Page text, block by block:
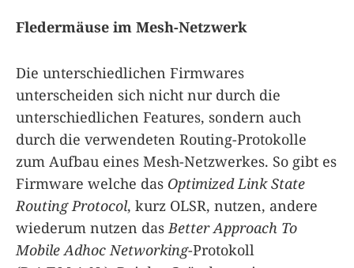
Fledermäuse im Mesh-Netzwerk
Die unterschiedlichen Firmwares
unterscheiden sich nicht nur durch die
unterschiedlichen Features, sondern auch
durch die verwendeten Routing-Protokolle
zum Aufbau eines Mesh-Netzwerkes. So gibt es
Firmware welche das Optimized Link State
Routing Protocol, kurz OLSR, nutzen, andere
wiederum nutzen dasBetter Approach To
Mobile Adhoc Networking-Protokoll